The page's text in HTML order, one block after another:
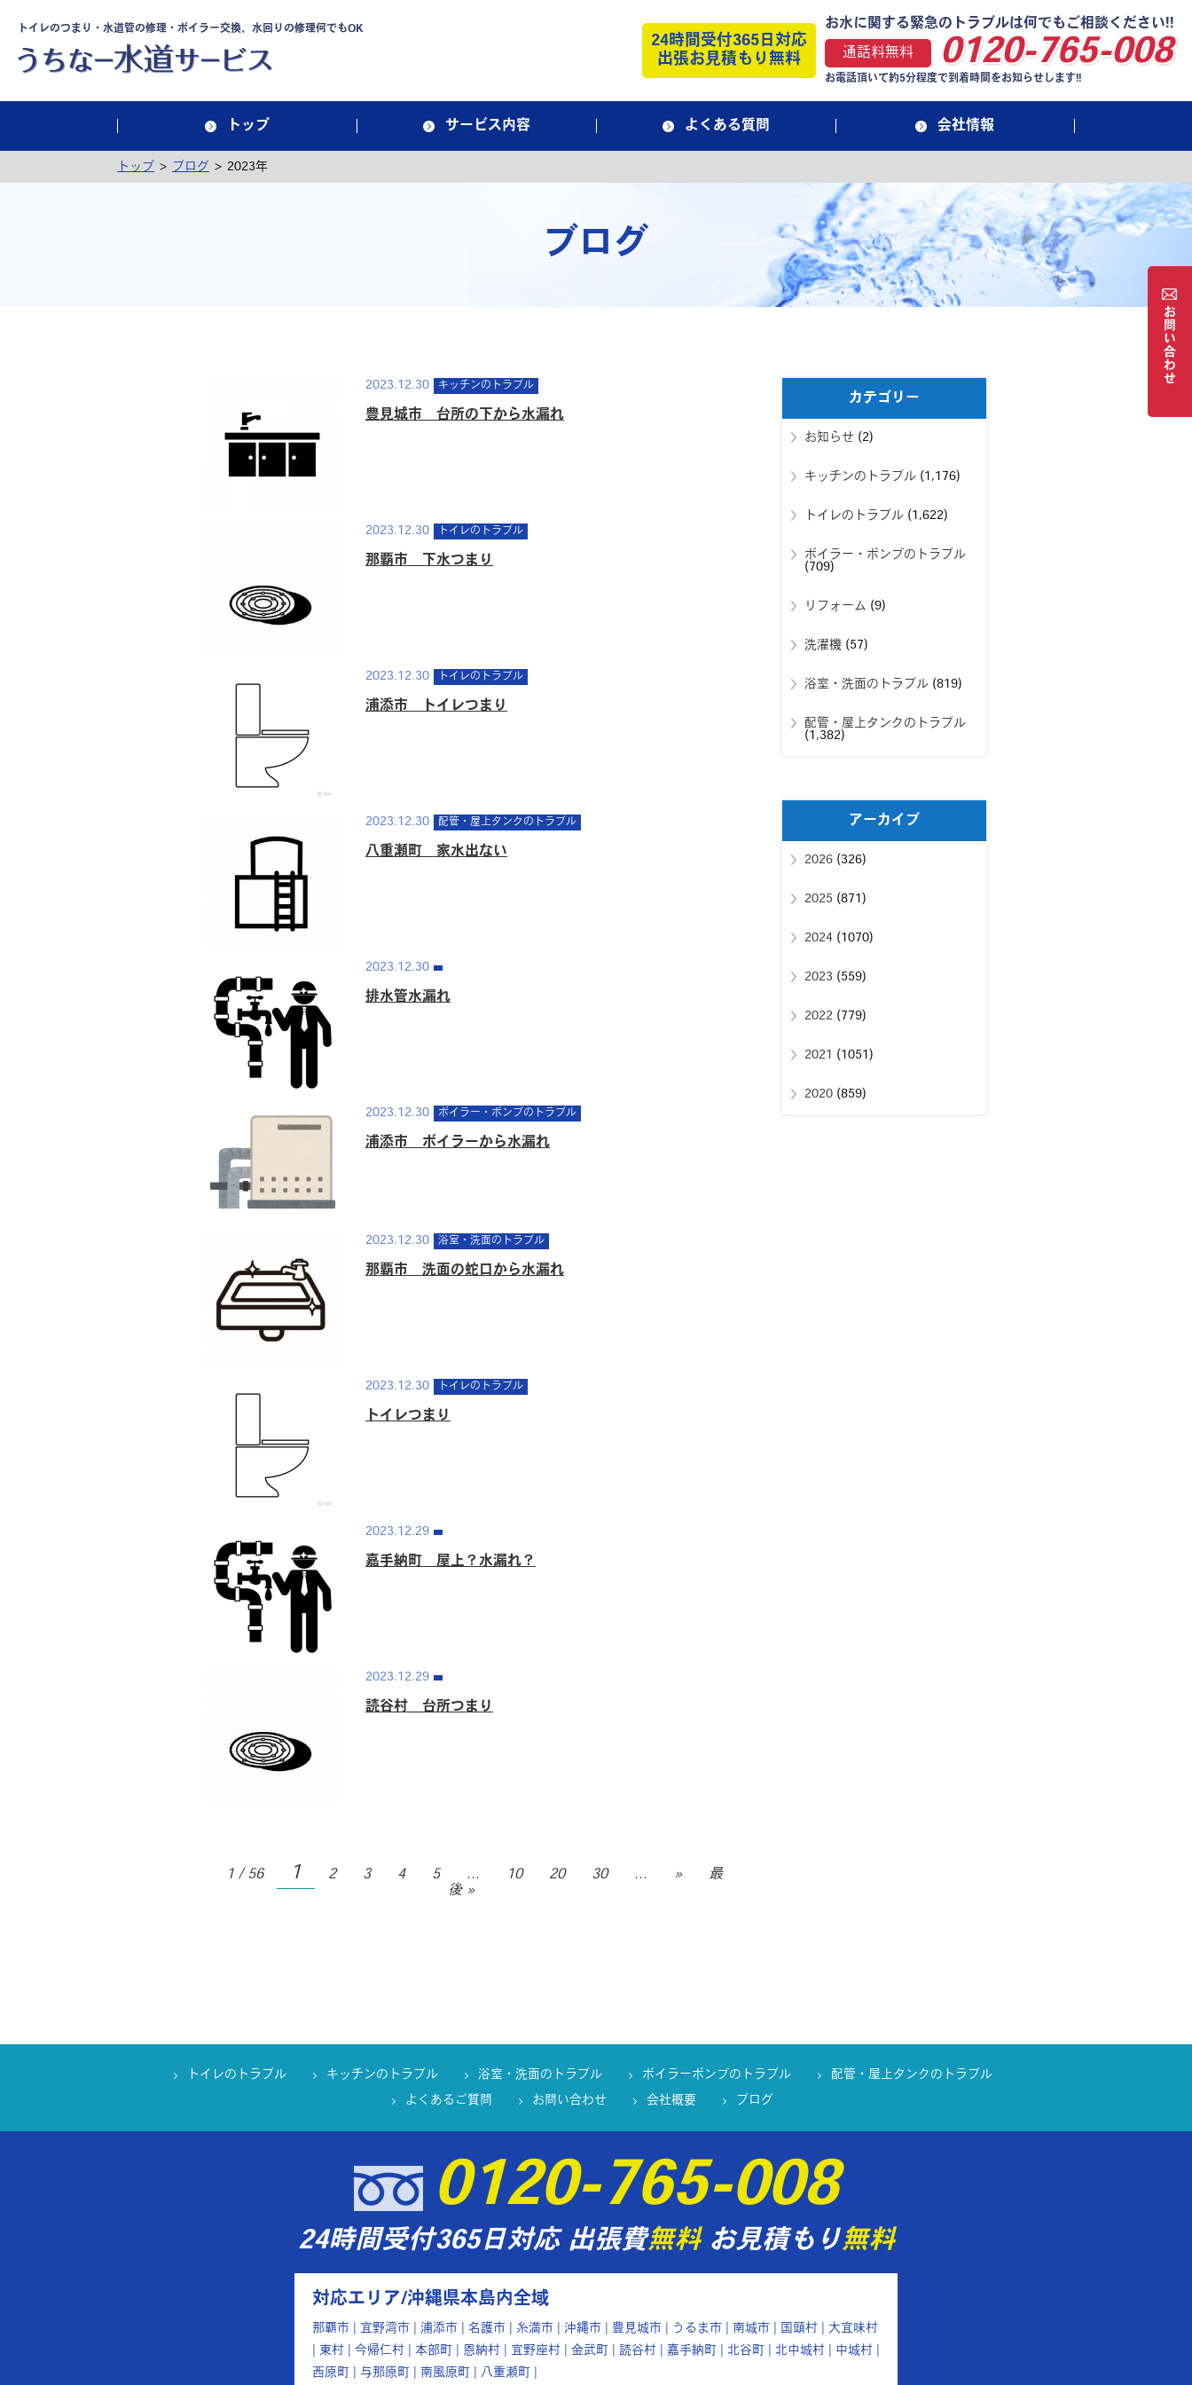
トイレのつまり・水道管の修理・ボイラー交換、水回りの修理何でもOK
24時間受付365日対応
出張お見積もり無料
お水に関する緊急のトラブルは何でもご相談ください!!
通話料無料 0120-765-008
お電話頂いて約5分程度で到着時間をお知らせします!!
トップ サービス内容 よくある質問 会社情報
トップ > ブログ > 2023年
ブログ
2023.12.30 キッチンのトラブル
豊見城市 台所の下から水漏れ
2023.12.30 トイレのトラブル
那覇市 下水つまり
2023.12.30 トイレのトラブル
浦添市 トイレつまり
2023.12.30 配管・屋上タンクのトラブル
八重瀬町 家水出ない
2023.12.30
排水管水漏れ
2023.12.30 ボイラー・ポンプのトラブル
浦添市 ボイラーから水漏れ
2023.12.30 浴室・洗面のトラブル
那覇市 洗面の蛇口から水漏れ
2023.12.30 トイレのトラブル
トイレつまり
2023.12.29
嘉手納町 屋上？水漏れ？
2023.12.29
読谷村 台所つまり
1 / 56 1 2 3 4 5 ... 10 20 30 ... »
最
後 »
カテゴリー
お知らせ (2)
キッチンのトラブル(1,176)
トイレのトラブル(1,622)
ボイラー・ポンプのトラブル
(709)
リフォーム (9)
洗濯機(57)
浴室・洗面のトラブル(819)
配管・屋上タンクのトラブル
(1,382)
アーカイブ
2026(326)
2025 (871)
2024(1070)
2023 (559)
2022(779)
2021 (1051)
2020(859)
トイレのトラブル キッチンのトラブル 浴室・洗面のトラブル ボイラーポンプのトラブル
配管・屋上タンクのトラブル
よくあるご質問
お問い合わせ 会社概要 ブログ
0120-765-008
24時間受付365日対応出張費無料お見積もり無料
対応エリア/沖縄県本島内全域
那覇市 | 宜野湾市 | 浦添市 | 名護市 | 糸満市 | 沖縄市 | 豊見城市 | うるま市 | 南城市 | 国頭村 | 大宜味村
| 東村 | 今帰仁村 | 本部町 | 恩納村 | 宜野座村 | 金武町 | 読谷村 | 嘉手納町 | 北谷町 | 北中城村 | 中城村 |
西原町 | 与那原町 | 南風原町 | 八重瀬町 |
お
問
い
合
わ
せ